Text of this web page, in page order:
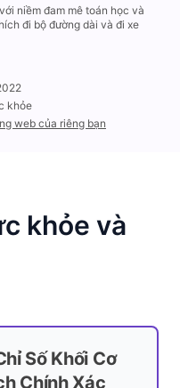
niềm đam mê toán học và
đi bộ đường dài và đi xe
khỏe
web của riêng bạn
khỏe và
Số Khối Cơ
Chính Xác